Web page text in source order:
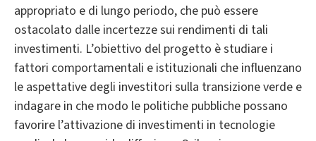
appropriato e di lungo periodo, che può essere
ostacolato dalle incertezze sui rendimenti di tali
investimenti. L’obiettivo del progetto è studiare i
fattori comportamentali e istituzionali che influenzano
le aspettative degli investitori sulla transizione verde e
indagare in che modo le politiche pubbliche possano
favorire l’attivazione di investimenti in tecnologie